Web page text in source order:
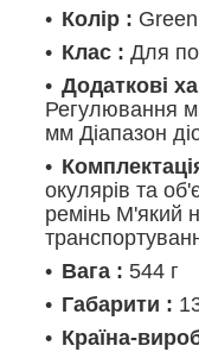
Колір : Green
Клас : Для
Додаткові
Регулювання
мм Діапазон
окулярів та
ремінь М'який
Вага : 544 г
Габарити :
Країна-